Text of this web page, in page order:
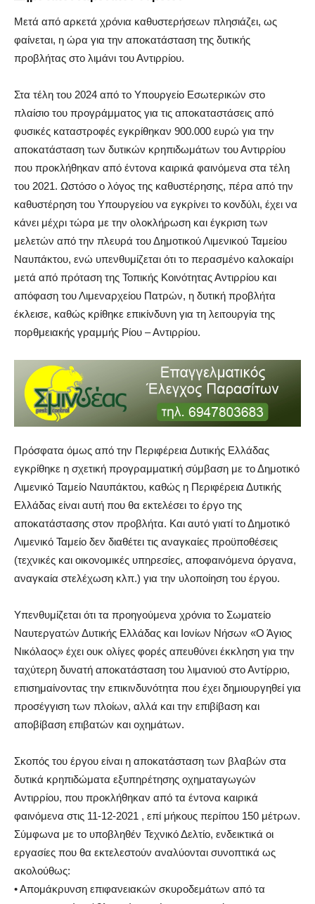
Μετά από αρκετά χρόνια καθυστερήσεων πλησιάζει, ως
φαίνεται, η ώρα για την αποκατάσταση της δυτικής
προβλήτας στο λιμάνι του Αντιρρίου.
Στα τέλη του 2024 από το Υπουργείο Εσωτερικών στο
πλαίσιο του προγράμματος για τις αποκαταστάσεις από
φυσικές καταστροφές εγκρίθηκαν 900.000 ευρώ για την
αποκατάσταση των δυτικών κρηπιδωμάτων του Αντιρρίου
που προκλήθηκαν από έντονα καιρικά φαινόμενα στα τέλη
του 2021. Ωστόσο ο λόγος της καθυστέρησης, πέρα από την
καθυστέρηση του Υπουργείου να εγκρίνει το κονδύλι, έχει να
κάνει μέχρι τώρα με την ολοκλήρωση και έγκριση των
μελετών από την πλευρά του Δημοτικού Λιμενικού Ταμείου
Ναυπάκτου, ενώ υπενθυμίζεται ότι το περασμένο καλοκαίρι
μετά από πρόταση της Τοπικής Κοινότητας Αντιρρίου και
απόφαση του Λιμεναρχείου Πατρών, η δυτική προβλήτα
έκλεισε, καθώς κρίθηκε επικίνδυνη για τη λειτουργία της
πορθμειακής γραμμής Ρίου – Αντιρρίου.
Πρόσφατα όμως από την Περιφέρεια Δυτικής Ελλάδας
εγκρίθηκε η σχετική προγραμματική σύμβαση με το Δημοτικό
Λιμενικό Ταμείο Ναυπάκτου, καθώς η Περιφέρεια Δυτικής
Ελλάδας είναι αυτή που θα εκτελέσει το έργο της
αποκατάστασης στον προβλήτα. Και αυτό γιατί το Δημοτικό
Λιμενικό Ταμείο δεν διαθέτει τις αναγκαίες προϋποθέσεις
(τεχνικές και οικονομικές υπηρεσίες, αποφαινόμενα όργανα,
αναγκαία στελέχωση κλπ.) για την υλοποίηση του έργου.
Υπενθυμίζεται ότι τα προηγούμενα χρόνια το Σωματείο
Ναυτεργατών Δυτικής Ελλάδας και Ιονίων Νήσων «Ο Άγιος
Νικόλαος» έχει ουκ ολίγες φορές απευθύνει έκκληση για την
ταχύτερη δυνατή αποκατάσταση του λιμανιού στο Αντίρριο,
επισημαίνοντας την επικινδυνότητα που έχει δημιουργηθεί για
προσέγγιση των πλοίων, αλλά και την επιβίβαση και
αποβίβαση επιβατών και οχημάτων.
Σκοπός του έργου είναι η αποκατάσταση των βλαβών στα
δυτικά κρηπιδώματα εξυπηρέτησης οχηματαγωγών
Αντιρρίου, που προκλήθηκαν από τα έντονα καιρικά
φαινόμενα στις 11-12-2021 , επί μήκους περίπου 150 μέτρων.
Σύμφωνα με το υποβληθέν Τεχνικό Δελτίο, ενδεικτικά οι
εργασίες που θα εκτελεστούν αναλύονται συνοπτικά ως
ακολούθως:
• Απομάκρυνση επιφανειακών σκυροδεμάτων από τα